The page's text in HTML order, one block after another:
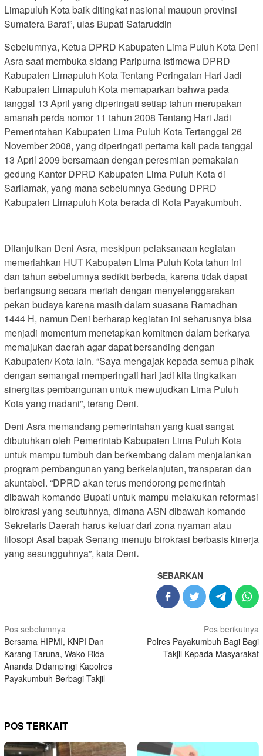
Limapuluh Kota baik ditingkat nasional maupun provinsi
Sumatera Barat”, ulas Bupati Safaruddin
Sebelumnya, Ketua DPRD Kabupaten Lima Puluh Kota Deni
Asra saat membuka sidang Paripurna Istimewa DPRD
Kabupaten Limapuluh Kota Tentang Peringatan Hari Jadi
Kabupaten Limapuluh Kota memaparkan bahwa pada
tanggal 13 April yang diperingati setiap tahun merupakan
amanah perda nomor 11 tahun 2008 Tentang Hari Jadi
Pemerintahan Kabupaten Lima Puluh Kota Tertanggal 26
November 2008, yang diperingati pertama kali pada tanggal
13 April 2009 bersamaan dengan peresmian pemakaian
gedung Kantor DPRD Kabupaten Lima Puluh Kota di
Sarilamak, yang mana sebelumnya Gedung DPRD
Kabupaten Limapuluh Kota berada di Kota Payakumbuh.
Dilanjutkan Deni Asra, meskipun pelaksanaan kegiatan
memeriahkan HUT Kabupaten Lima Puluh Kota tahun ini
dan tahun sebelumnya sedikit berbeda, karena tidak dapat
berlangsung secara meriah dengan menyelenggarakan
pekan budaya karena masih dalam suasana Ramadhan
1444 H, namun Deni berharap kegiatan ini seharusnya bisa
menjadi momentum menetapkan komitmen dalam berkarya
memajukan daerah agar dapat bersanding dengan
Kabupaten/ Kota lain. “Saya mengajak kepada semua pihak
dengan semangat memperingati hari jadi kita tingkatkan
sinergitas pembangunan untuk mewujudkan Lima Puluh
Kota yang madani”, terang Deni.
Deni Asra memandang pemerintahan yang kuat sangat
dibutuhkan oleh Pemerintab Kabupaten Lima Puluh Kota
untuk mampu tumbuh dan berkembang dalam menjalankan
program pembangunan yang berkelanjutan, transparan dan
akuntabel. “DPRD akan terus mendorong pemerintah
dibawah komando Bupati untuk mampu melakukan reformasi
birokrasi yang seutuhnya, dimana ASN dibawah komando
Sekretaris Daerah harus keluar dari zona nyaman atau
filosopi Asal bapak Senang menuju birokrasi berbasis kinerja
yang sesungguhnya”, kata Deni.
SEBARKAN
Navigasi
pos
Pos sebelumnya
Bersama HIPMI, KNPI Dan
Karang Taruna, Wako Rida
Ananda Didampingi Kapolres
Payakumbuh Berbagi Takjil
Pos berikutnya
Polres Payakumbuh Bagi Bagi
Takjil Kepada Masyarakat
POS TERKAIT